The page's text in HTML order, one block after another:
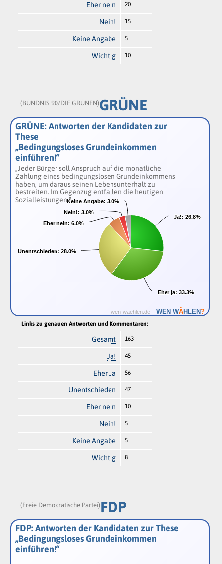
Eher nein 20
Nein! 15
Keine Angabe 5
Wichtig 10
GRÜNE
(BÜNDNIS 90/DIE GRÜNEN)
Ja!: 26.8%
Ja!: 26.8%
Eher ja: 33.3%
Eher ja: 33.3%
Unentschieden: 28.0%
Unentschieden: 28.0%
Eher nein: 6.0%
Eher nein: 6.0%
Nein!: 3.0%
Nein!: 3.0%
Keine Angabe: 3.0%
Keine Angabe: 3.0%
wen-waehlen.de – WEN WÄHLEN?
GRÜNE: Antworten der Kandidaten zur
These
„Bedingungsloses Grundeinkommen
einführen!“
„Jeder Bürger soll Anspruch auf die monatliche
Zahlung eines bedingungslosen Grundeinkommens
haben, um daraus seinen Lebensunterhalt zu
bestreiten. Im Gegenzug entfallen die heutigen
Sozialleistungen.“
Links zu genauen Antworten und Kommentaren:
Gesamt 163
Ja! 45
Eher Ja 56
Unentschieden 47
Eher nein 10
Nein! 5
Keine Angabe 5
Wichtig 8
FDP
(Freie Demokratische Partei)
FDP: Antworten der Kandidaten zur These
„Bedingungsloses Grundeinkommen
einführen!“